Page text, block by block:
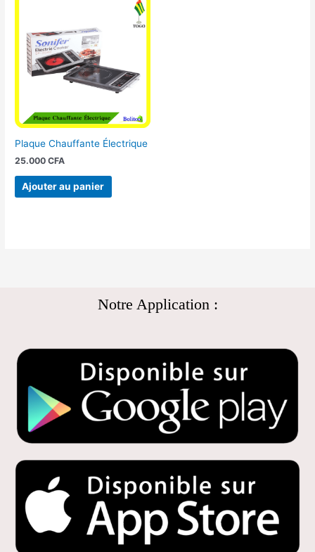
Plaque Chauffante Électrique
25.000CFA
Ajouter au panier
Notre Application :